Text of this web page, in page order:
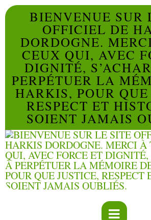
BIENVENUE SUR
OFFICIEL DE
DORDOGNE.
CEUX QUI, AVEC
DIGNITÉ,
PERPÉTUER LA
HARKIS, POUR
RESPECT ET
SOIENT JAMAIS